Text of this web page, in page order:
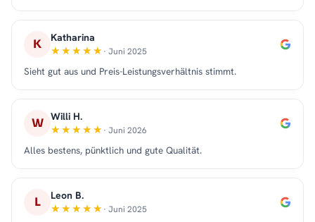
K Katharina
· Juni 2025
Sieht gut aus und Preis-Leistungsverhältnis stimmt.
W Willi H.
· Juni 2026
Alles bestens, pünktlich und gute Qualität.
L Leon B.
· Juni 2025